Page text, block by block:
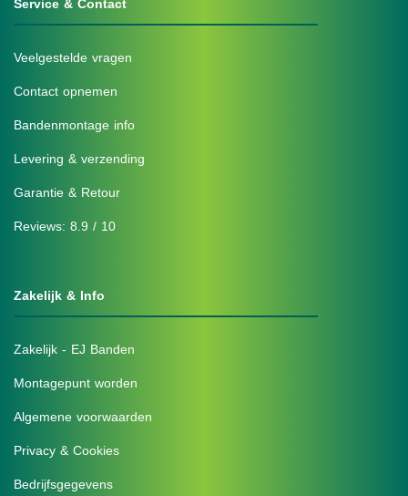
Service & Contact
Veelgestelde vragen
Contact opnemen
Bandenmontage info
Levering & verzending
Garantie & Retour
Reviews: 8.9 / 10
Zakelijk & Info
Zakelijk - EJ Banden
Montagepunt worden
Algemene voorwaarden
Privacy & Cookies
Bedrijfsgegevens